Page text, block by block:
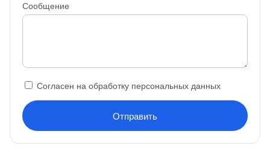
Сообщение
Согласен на обработку персональных данных
Отправить